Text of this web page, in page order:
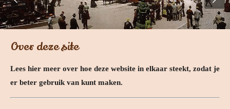
hoofdinhoud
Over deze site
Lees hier meer over hoe deze website in elkaar steekt, zodat je
er beter gebruik van kunt maken.